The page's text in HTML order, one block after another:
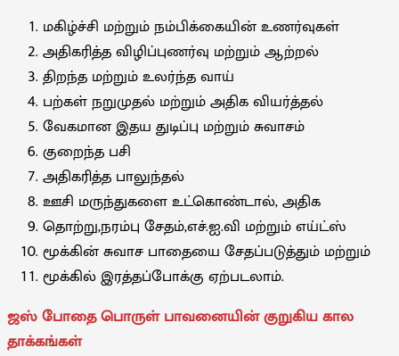
மகிழ்ச்சி மற்றும் நம்பிக்கையின் உணர்வுகள்
அதிகரித்த விழிப்புணர்வு மற்றும் ஆற்றல்
திறந்த மற்றும் உலர்ந்த வாய்
பற்கள் நறுமுதல் மற்றும் அதிக வியர்த்தல்
வேகமான இதய துடிப்பு மற்றும் சுவாசம்
குறைந்த பசி
அதிகரித்த பாலுந்தல்
ஊசி மருந்துகளை உட்கொண்டால், அதிக
தொற்று,நரம்பு சேதம்,எச்.ஐ.வி மற்றும் எய்ட்ஸ்
மூக்கின் சுவாச பாதையை சேதப்படுத்தும் மற்றும்
மூக்கில் இரத்தப்போக்கு ஏற்படலாம்.
ஜஸ் போதை பொருள் பாவனையின் குறுகிய கால
தாக்கங்கள்